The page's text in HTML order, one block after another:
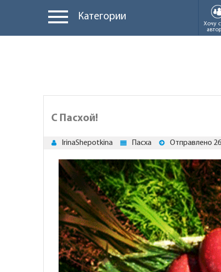
Категории
Хочу
С Пасхой!
IrinaShepotkina Пасха Отправлено